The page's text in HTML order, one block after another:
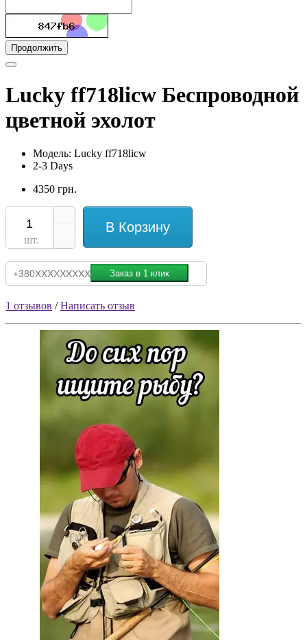
Продолжить
Lucky ff718licw Беспроводной
цветной эхолот
Модель: Lucky ff718licw
2-3 Days
4350 грн.
шт.
В Корзину
1 отзывов /Написать отзыв